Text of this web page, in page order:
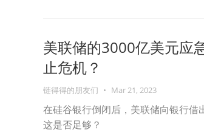
美联储的3000亿美元应
止危机？
链得得的朋友们 • Mar 21, 2023
在硅谷银行倒闭后，美联储向银行借
这是否足够？